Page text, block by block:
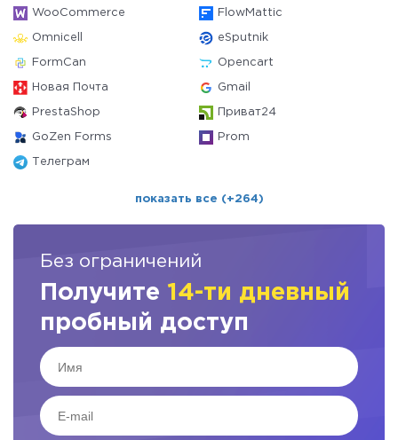
WooCommerce FlowMattic
Omnicell eSputnik
FormCan Opencart
Новая Почта Gmail
PrestaShop Приват24
GoZen Forms Prom
Телеграм
показать все (+264)
Без ограничений
Получите 14-ти дневный
пробный доступ